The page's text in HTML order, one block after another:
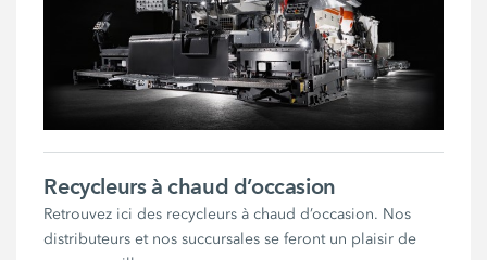
Recycleurs à chaud d’occasion
Retrouvez ici des recycleurs à chaud d’occasion. Nos
distributeurs et nos succursales se feront un plaisir de